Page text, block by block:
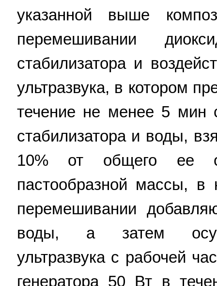
указанной выше
перемешивании
стабилизатора и
ультразвука, в котором
течение не менее 5 мин
стабилизатора и воды,
10% от общего ее
пастообразной массы, в
перемешивании
воды, а затем
ультразвука с рабочей
генератора 50 Вт в